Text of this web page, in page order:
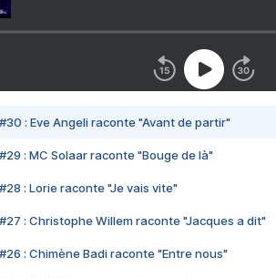
#30 : Eve Angeli raconte "Avant de partir"
#29 : MC Solaar raconte "Bouge de là"
#28 : Lorie raconte "Je vais vite"
#27 : Christophe Willem raconte "Jacques a dit"
#26 : Chimène Badi raconte "Entre nous"